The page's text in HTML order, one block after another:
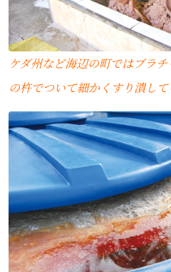
ケダ州など海辺の町ではブラ
の杵でついて細かくすり潰して